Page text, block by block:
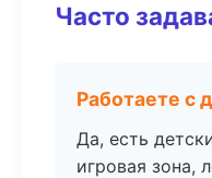
Часто
Работаете с
Да, есть
игровая зона,